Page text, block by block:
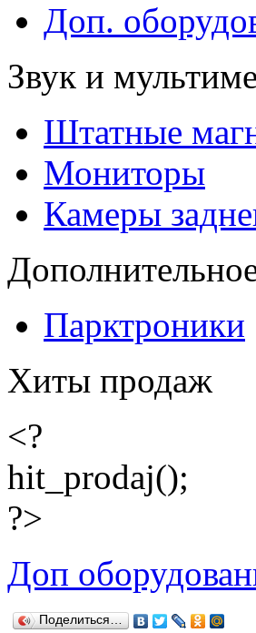
Доп.
Звук и
Штатные
Мониторы
Камеры
Парктроники
Хиты продаж
<?
hit_prodaj();
?>
Доп
Поделиться…